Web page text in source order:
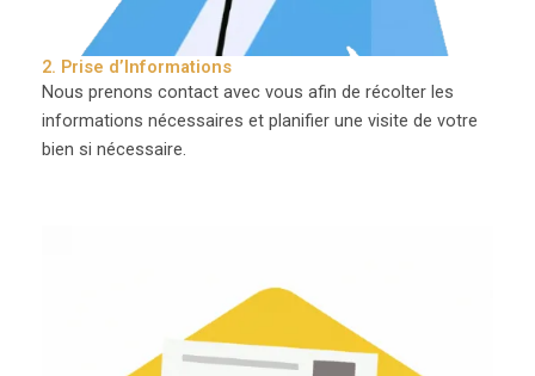
2. Prise d’Informations
Nous prenons contact avec vous afin de récolter les
informations nécessaires et planifier une visite de votre
bien si nécessaire.